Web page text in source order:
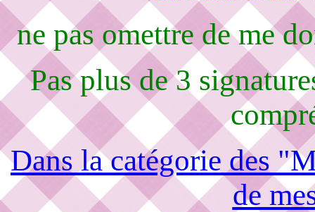
ne pas omettre de me
Pas plus de 3
Dans la catégorie des
de